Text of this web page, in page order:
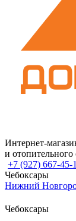
Интернет-
и отопительного
+7 (927) 667-45-
Чебоксары
Нижний
Чебоксары